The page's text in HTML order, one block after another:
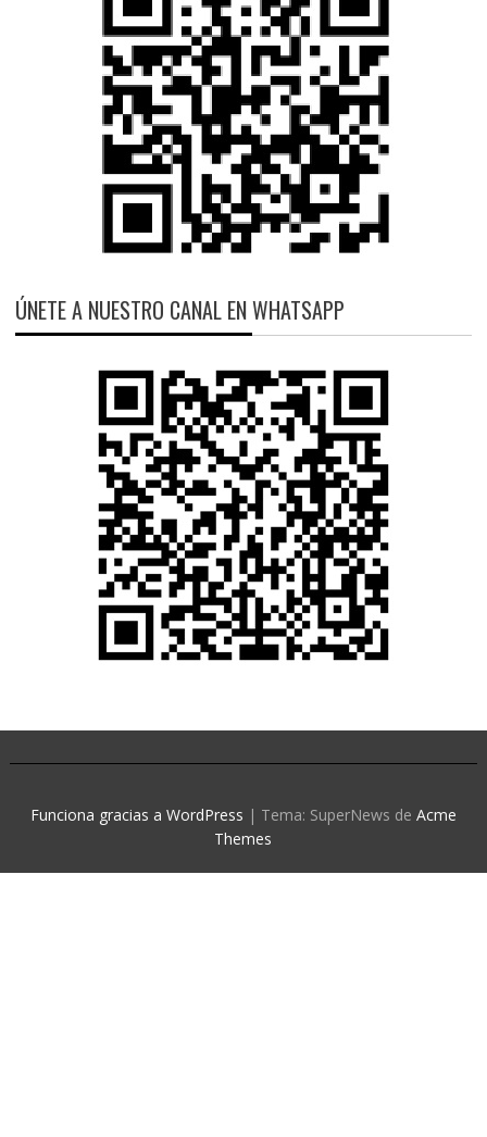
ÚNETE A NUESTRO CANAL EN WHATSAPP
Funciona gracias a WordPress | Tema: SuperNews de Acme
Themes